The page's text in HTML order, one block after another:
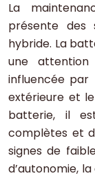
La
présente des
hybride. La
une
influencée
extérieure et
batterie, il
complètes et
signes de
d’autonomie,